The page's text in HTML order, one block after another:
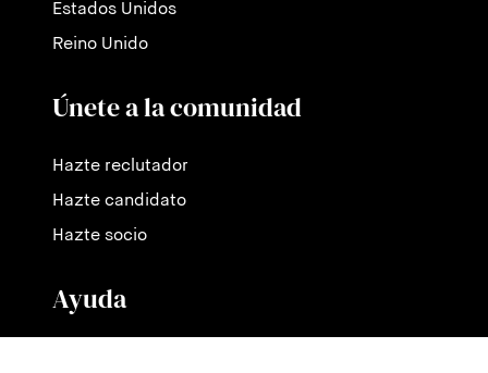
Estados Unidos
Reino Unido
Únete a la comunidad
Hazte reclutador
Hazte candidato
Hazte socio
Ayuda